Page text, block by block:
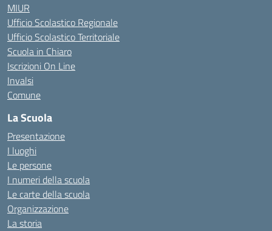
MIUR
Ufficio Scolastico Regionale
Ufficio Scolastico Territoriale
Scuola in Chiaro
Iscrizioni On Line
Invalsi
Comune
La Scuola
Presentazione
I luoghi
Le persone
I numeri della scuola
Le carte della scuola
Organizzazione
La storia